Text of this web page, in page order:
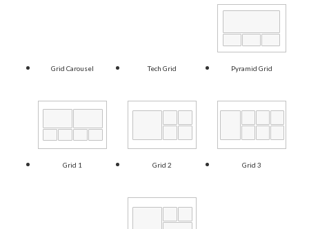
Grid Carousel Tech Grid Pyramid Grid
Grid 1 Grid 2 Grid 3